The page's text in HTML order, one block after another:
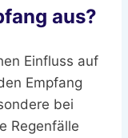
aus?
Einfluss auf
Empfang
bei
Regenfälle